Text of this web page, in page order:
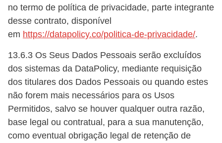
no termo de política de privacidade, parte integrante
desse contrato, disponível
em https://datapolicy.co/politica-de-privacidade/.
13.6.3 Os Seus Dados Pessoais serão excluídos
dos sistemas da DataPolicy, mediante requisição
dos titulares dos Dados Pessoais ou quando estes
não forem mais necessários para os Usos
Permitidos, salvo se houver qualquer outra razão,
base legal ou contratual, para a sua manutenção,
como eventual obrigação legal de retenção de